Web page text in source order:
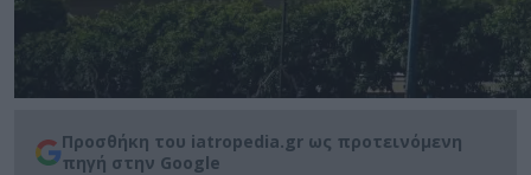
Προσθήκη του iatropedia.gr ως προτεινόμενη
πηγή στην Google